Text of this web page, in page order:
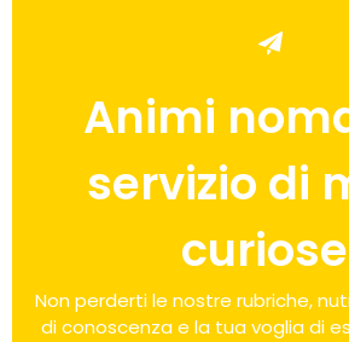
Animi
servizio di
Non perderti le nostre rubriche,
di conoscenza e la tua voglia di